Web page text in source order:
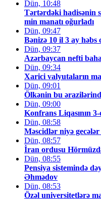
Dün, 10:48
Tərtərdəki hadisənin
min manatı oğurladı
Dün, 09:47
Bənizə 10 il 3 ay həbs
Dün, 09:37
Azərbaycan nefti
Dün, 09:34
Xarici valyutaların
Dün, 09:01
Ölkənin bu
Dün, 09:00
Konfrans Liqasının
Dün, 08:58
Məscidlər niyə
Dün, 08:57
İran ordusu
Dün, 08:55
Pensiya sistemində
Əhmədov
Dün, 08:53
Özəl universitetlərə